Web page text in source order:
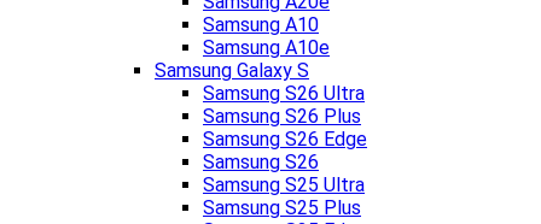
Samsung A10
Samsung A10e
Samsung Galaxy S
Samsung S26 Ultra
Samsung S26 Plus
Samsung S26 Edge
Samsung S26
Samsung S25 Ultra
Samsung S25 Plus